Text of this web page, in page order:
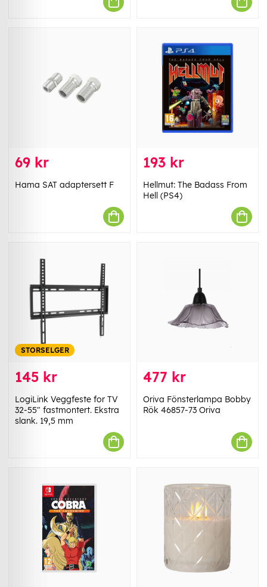
69 kr
Hama SAT adaptersett F
193 kr
Hellmut: The Badass From
Hell (PS4)
STORSELGER
145 kr
LogiLink Veggfeste for TV
32-55" fastmontert. Ekstra
slank. 19,5 mm
477 kr
Oriva Fönsterlampa Bobby
Rök 46857-73 Oriva